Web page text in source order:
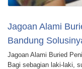
Jagoan Alami
Bandung
Jagoan Alami Buried
Bagi sebagian laki-laki,